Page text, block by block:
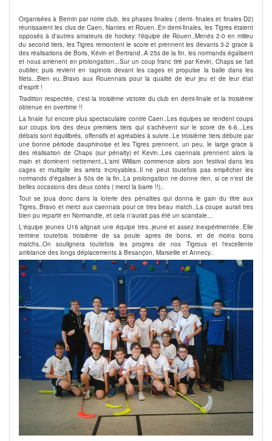
Organisées à Bernin par notre club, les phases finales ( demi- finales et finales D2)
réunissaient les clus de Caen, Nantes et Rouen..En demi-finales, les Tigres étaient
opposés à d'autres amateurs de hockey: l'équipe de Rouen..Menés 2-0 en milieu
du second tiers, les Tigres remontent le score et prennent les devants 3-2 grace à
des réalisations de Boris, Kévin et Bertrand..A 25s de la fin, les normands égalisent
et nous amènent en prolongation...Sur un coup franc tiré par Kevin, Chaps se fait
oublier, puis revient en tapinois devant les cages et propulse la balle dans les
filets...Bien vu..Bravo aux Rouennais pour la qualité de leur jeu et de leur état
d'esprit !
Tradition respectée, c'est la troisième victoire du club en demi-finale et la troisième
obtenue en overtime !!
La finale fut encore plus spectaculaire contre Caen..Les équipes se rendent coups
sur coups lors des deux premiers tiers qui s'achèvent sur le score de 6-6...Les
débats sont équilibrés, offensifs et agréables à suivre..Le troisième tiers débute par
une bonne période dauphinoise et les Tigres prennent, un peu, le large grace à
des réalisation de Chaps (sur pénalty) et Kevin..Les caennais prennent alors la
main et dominent nettement..L'ami William commence alors son festival dans les
cages et multiplie les arrets incroyables..Il ne peut toutefois pas empêcher les
normands d'égaliser à 50s de la fin..La prolongation ne donne rien, si ce n'est de
belles occasions des deux cotés ( merci la barre !!)..
Tout se joua donc dans la loterie des pénalties qui donna le gain du titre aux
Tigres..Bravo et merci aux caennais pour ce tres beau match..La coupe aurait tres
bien pu repartir en Normandie, et cela n'aurait pas été un scandale...
L'équipe jeunes U16 alignait une équipe tres..jeune et assez inexpérimentée..Elle
termine toutefois troisième de sa poule apres de bons, et de moins bons
matchs..On soulignera toutefois les progres de nos Tigrous et l'excellente
ambiance des longs déplacements à Besançon, Marseille et Annecy..